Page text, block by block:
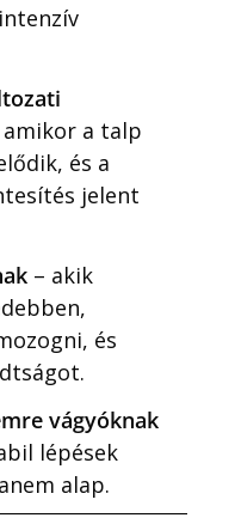
amikor a talp
és a
jelent
– akik
és
vágyóknak
lépések
alap.